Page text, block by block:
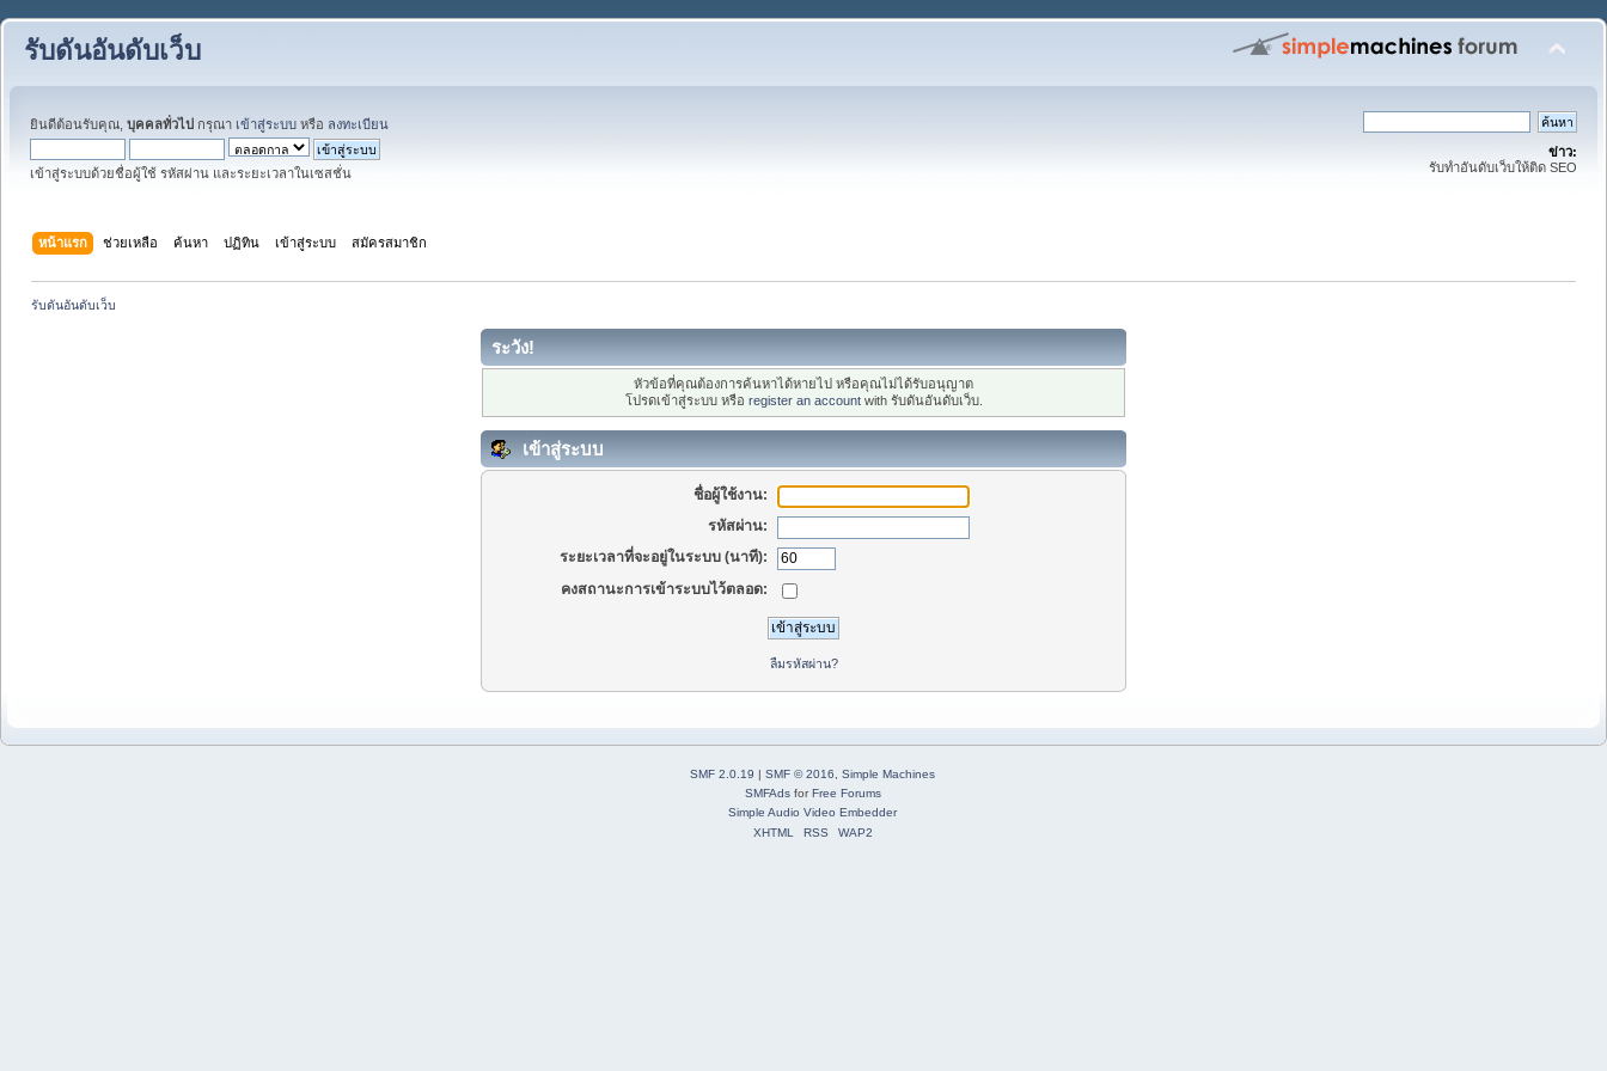
รับดันอันดับเว็บ
ยินดีต้อนรับคุณ, บุคคลทั่วไป กรุณา เข้าสู่ระบบ หรือ ลงทะเบียน
เข้าสู่ระบบด้วยชื่อผู้ใช้ รหัสผ่าน และระยะเวลาในเซสชั่น
ข่าว:
รับทำอันดับเว็บให้ติด SEO
หน้าแรก ช่วยเหลือ ค้นหา ปฏิทิน เข้าสู่ระบบ สมัครสมาชิก
รับดันอันดับเว็บ
ระวัง!
หัวข้อที่คุณต้องการค้นหาได้หายไป หรือคุณไม่ได้รับอนุญาต
โปรดเข้าสู่ระบบ หรือ register an accountwith รับดันอันดับเว็บ.
เข้าสู่ระบบ
ชื่อผู้ใช้งาน:
รหัสผ่าน:
ระยะเวลาที่จะอยู่ในระบบ (นาที):
คงสถานะการเข้าระบบไว้ตลอด:
ลืมรหัสผ่าน?
SMF 2.0.19 | SMF © 2016
Simple Machines
SMFAdsforFree Forums
Simple Audio Video Embedder
XHTML
RSS WAP2